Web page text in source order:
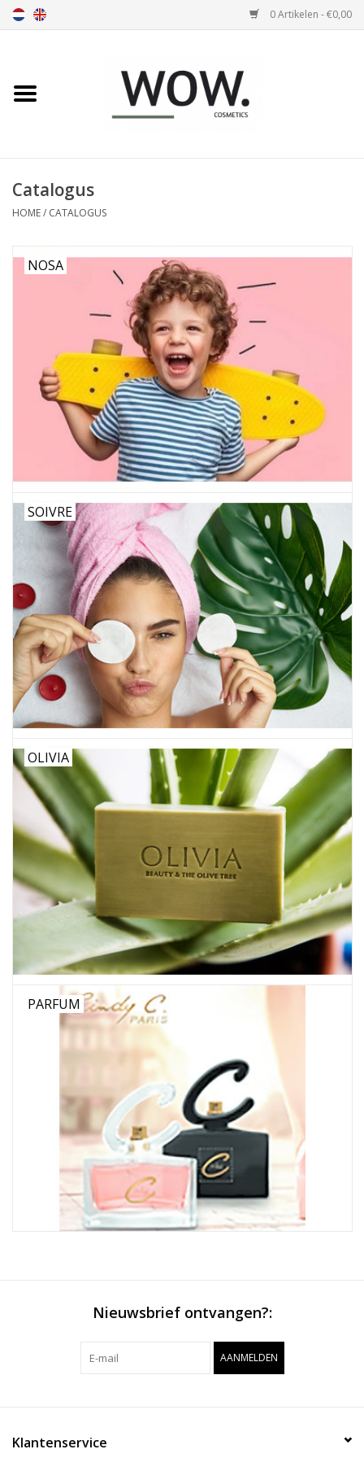
0 Artikelen - €0,00
Olivia
Parfum
Catalogus
HOME/ CATALOGUS
NOSA
SOIVRE
OLIVIA
PARFUM
Nieuwsbrief ontvangen?:
AANMELDEN
Klantenservice